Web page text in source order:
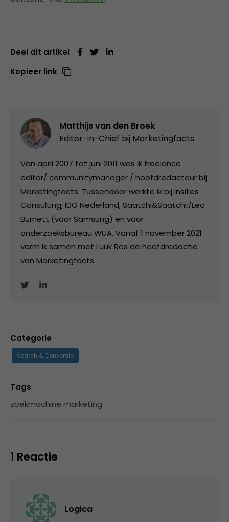
Deel dit artikel
Kopieer link
Matthijs van den Broek
Editor-in-Chief bij Marketingfacts
Van april 2007 tot juni 2011 was ik freelance
editor/ communitymanager / hoofdredacteur bij
Marketingfacts. Tussendoor werkte ik bij Insites
Consulting, IDG Nederland, Saatchi&Saatchi;/Leo
Burnett (voor Samsung) en voor
onderzoeksbureau WUA. Vanaf 1 november 2021
vorm ik samen met Luuk Ros de hoofdredactie
van Marketingfacts.
Categorie
Search & Conversie
Tags
zoekmachine marketing
1 Reactie
Logica